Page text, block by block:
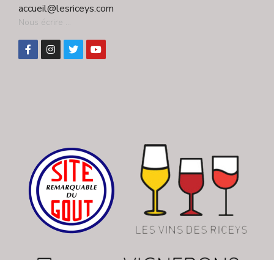
accueil@lesriceys.com
Nous écrire ...